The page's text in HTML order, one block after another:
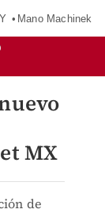
Mano Machinek
MX
de